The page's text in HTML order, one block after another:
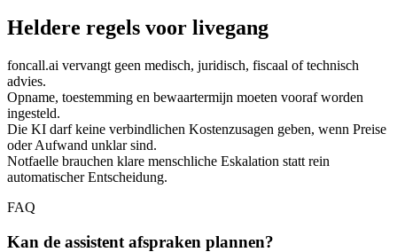
Heldere regels voor livegang
foncall.ai vervangt geen medisch, juridisch, fiscaal of technisch
advies.
Opname, toestemming en bewaartermijn moeten vooraf worden
ingesteld.
Die KI darf keine verbindlichen Kostenzusagen geben, wenn Preise
oder Aufwand unklar sind.
Notfaelle brauchen klare menschliche Eskalation statt rein
automatischer Entscheidung.
FAQ
Kan de assistent afspraken plannen?